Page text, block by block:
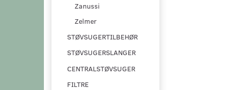
Zanussi
Zelmer
STØVSUGERTILBEHØR
STØVSUGERSLANGER
CENTRALSTØVSUGER
FILTRE